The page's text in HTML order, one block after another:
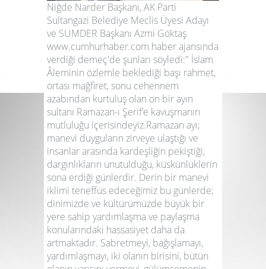
Niğde Narder Başkanı, AK Parti
Sultangazi Belediye Meclis Üyesi Adayı
ve SUMDER Başkanı Azmi Göktaş
www.cumhurhaber.com haber ajansında
verdiği demeç'de şunları söyledi:" İslam
Âleminin özlemle beklediği başı rahmet,
ortası mağfiret, sonu cehennem
azabından kurtuluş olan on bir ayın
sultanı Ramazan-ı Şerif’e kavuşmanın
mutluluğu içerisindeyiz.Ramazan ayı;
manevi duyguların zirveye ulaştığı ve
insanlar arasında kardeşliğin pekiştiği,
dargınlıkların unutulduğu, küskünlüklerin
sona erdiği günlerdir. Derin bir manevi
iklimi teneffüs edeceğimiz bu günlerde;
dinimizde ve kültürümüzde büyük bir
yere sahip yardımlaşma ve paylaşma
konularındaki hassasiyet daha da
artmaktadır. Sabretmeyi, bağışlamayı,
yardımlaşmayı, iki olanın birisini, bütün